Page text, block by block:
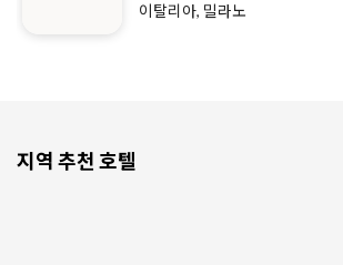
이탈리아, 밀라노
지역 추천 호텔